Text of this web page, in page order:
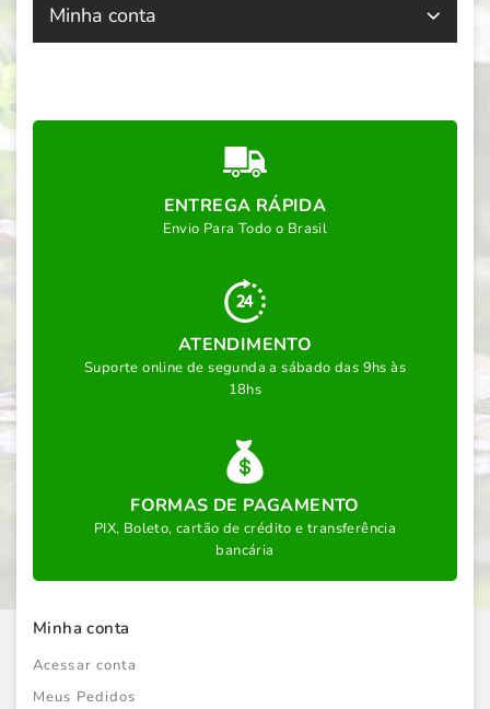
Minha conta
ENTREGA RÁPIDA
Envio Para Todo o Brasil
ATENDIMENTO
Suporte online de segunda a sábado das 9hs às
18hs
FORMAS DE PAGAMENTO
PIX, Boleto, cartão de crédito e transferência
bancária
Minha conta
Acessar conta
Meus Pedidos